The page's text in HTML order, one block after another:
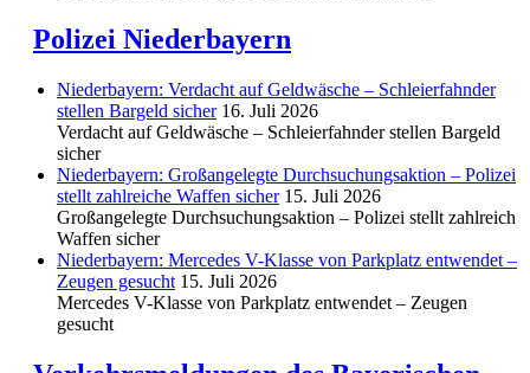
Polizei Niederbayern
Niederbayern: Verdacht auf Geldwäsche – Schleierfahnder
stellen Bargeld sicher 16. Juli 2026
Verdacht auf Geldwäsche – Schleierfahnder stellen Bargeld
sicher
Niederbayern: Großangelegte Durchsuchungsaktion – Polizei
stellt zahlreiche Waffen sicher 15. Juli 2026
Großangelegte Durchsuchungsaktion – Polizei stellt zahlreich
Waffen sicher
Niederbayern: Mercedes V-Klasse von Parkplatz entwendet –
Zeugen gesucht 15. Juli 2026
Mercedes V-Klasse von Parkplatz entwendet – Zeugen
gesucht